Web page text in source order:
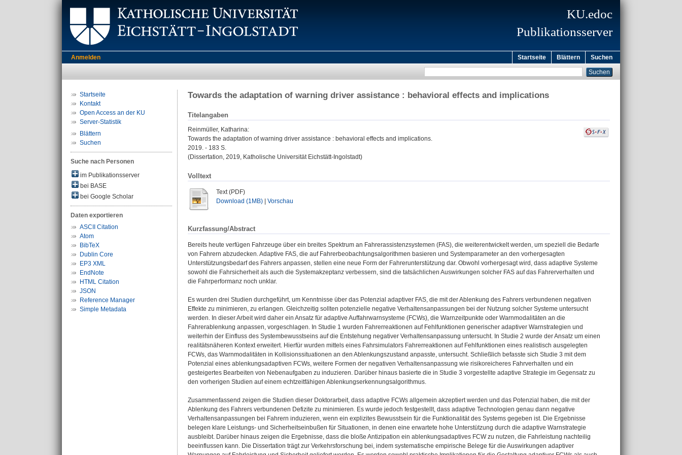
KU.edoc
Publikationsserver
Anmelden Startseite Blättern Suchen
Startseite
Kontakt
Open Access an der KU
Server-Statistik
Blättern
Suchen
Suche nach Personen
im Publikationsserver
bei BASE
bei Google Scholar
Daten exportieren
ASCII Citation
Atom
BibTeX
Dublin Core
EP3 XML
EndNote
HTML Citation
JSON
Reference Manager
Simple Metadata
Towards the adaptation of warning driver assistance : behavioral effects and implications
Titelangaben
Reinmüller, Katharina:
Towards the adaptation of warning driver assistance : behavioral effects and implications.
2019. - 183 S.
(Dissertation, 2019, Katholische Universität Eichstätt-Ingolstadt)
Volltext
Text (PDF)
Download (1MB)
Vorschau
Kurzfassung/Abstract
Bereits heute verfügen Fahrzeuge über ein breites Spektrum an Fahrerassistenzsystemen (FAS), die weiterentwickelt werden, um speziell die Bedarfe
von Fahrern abzudecken. Adaptive FAS, die auf Fahrerbeobachtungsalgorithmen basieren und Systemparameter an den vorhergesagten
Unterstützungsbedarf des Fahrers anpassen, stellen eine neue Form der Fahrerunterstützung dar. Obwohl vorhergesagt wird, dass adaptive Systeme
sowohl die Fahrsicherheit als auch die Systemakzeptanz verbessern, sind die tatsächlichen Auswirkungen solcher FAS auf das Fahrerverhalten und
die Fahrperformanz noch unklar.
Es wurden drei Studien durchgeführt, um Kenntnisse über das Potenzial adaptiver FAS, die mit der Ablenkung des Fahrers verbundenen negativen
Effekte zu minimieren, zu erlangen. Gleichzeitig sollten potenzielle negative Verhaltensanpassungen bei der Nutzung solcher Systeme untersucht
werden. In dieser Arbeit wird daher ein Ansatz für adaptive Auffahrwarnsysteme (FCWs), die Warnzeitpunkte oder Warnmodalitäten an die
Fahrerablenkung anpassen, vorgeschlagen. In Studie 1 wurden Fahrerreaktionen auf Fehlfunktionen generischer adaptiver Warnstrategien und
weiterhin der Einfluss des Systembewusstseins auf die Entstehung negativer Verhaltensanpassung untersucht. In Studie 2 wurde der Ansatz um einen
realitätsnäheren Kontext erweitert. Hierfür wurden mittels eines Fahrsimulators Fahrerreaktionen auf Fehlfunktionen eines realistisch ausgelegten
FCWs, das Warnmodalitäten in Kollisionssituationen an den Ablenkungszustand anpasste, untersucht. Schließlich befasste sich Studie 3 mit dem
Potenzial eines ablenkungsadaptiven FCWs, weitere Formen der negativen Verhaltensanpassung wie risikoreicheres Fahrverhalten und ein
gesteigertes Bearbeiten von Nebenaufgaben zu induzieren. Darüber hinaus basierte die in Studie 3 vorgestellte adaptive Strategie im Gegensatz zu
den vorherigen Studien auf einem echtzeitfähigen Ablenkungserkennungsalgorithmus.
Zusammenfassend zeigen die Studien dieser Doktorarbeit, dass adaptive FCWs allgemein akzeptiert werden und das Potenzial haben, die mit der
Ablenkung des Fahrers verbundenen Defizite zu minimieren. Es wurde jedoch festgestellt, dass adaptive Technologien genau dann negative
Verhaltensanpassungen bei Fahrern induzieren, wenn ein explizites Bewusstsein für die Funktionalität des Systems gegeben ist. Die Ergebnisse
belegen klare Leistungs- und Sicherheitseinbußen für Situationen, in denen eine erwartete hohe Unterstützung durch die adaptive Warnstrategie
ausbleibt. Darüber hinaus zeigen die Ergebnisse, dass die bloße Antizipation ein ablenkungsadaptives FCW zu nutzen, die Fahrleistung nachteilig
beeinflussen kann. Die Dissertation trägt zur Verkehrsforschung bei, indem systematische empirische Belege für die Auswirkungen adaptiver